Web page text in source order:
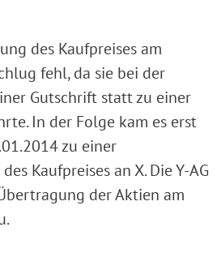
des Kaufpreises am
fehl, da sie bei der
Gutschrift statt zu einer
In der Folge kam es erst
zu einer
Kaufpreises an X. Die Y-AG
der Aktien am